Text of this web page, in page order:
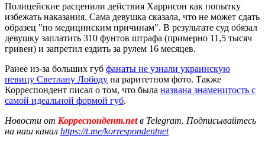
Полицейские расценили действия Харрисон как попытку
избежать наказания. Сама девушка сказала, что не может сдать
образец "по медицинским причинам". В результате суд обязал
девушку заплатить 310 фунтов штрафа (примерно 11,5 тысяч
гривен) и запретил ездить за рулем 16 месяцев.
Ранее из-за больших губ фанаты не узнали украинскую
певицу Светлану Лободу на раритетном фото. Также
Корреспондент писал о том, что была названа знаменитость с
самой идеальной формой губ.
Новости от Корреспондент.netв Telegram. Подписывайтесь
на наш канал https://t.me/korrespondentnet